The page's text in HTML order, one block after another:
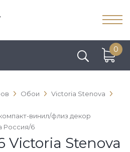
0
Обои
Victoria Stenova
винил/флиз декор
Россия/6
Victoria Stenova